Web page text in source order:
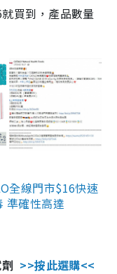
買到，產品數量
全線門市$16快速
準確性高達
>>按此選購<<